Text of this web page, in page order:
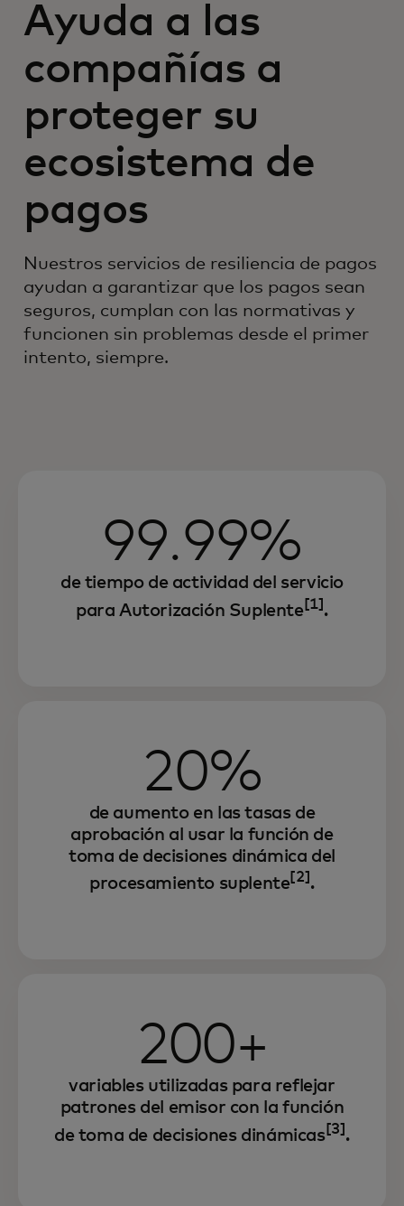
Ayuda a las
compañías a
proteger su
ecosistema de
pagos
Nuestros servicios de resiliencia de pagos
ayudan a garantizar que los pagos sean
seguros, cumplan con las normativas y
funcionen sin problemas desde el primer
intento, siempre.
99.99%
de tiempo de actividad del servicio
para Autorización Suplente [1] .
20%
de aumento en las tasas de
aprobación al usar la función de
toma de decisiones dinámica del
procesamiento suplente [2] .
200+
variables utilizadas para reflejar
patrones del emisor con la función
de toma de decisiones dinámicas [3] .